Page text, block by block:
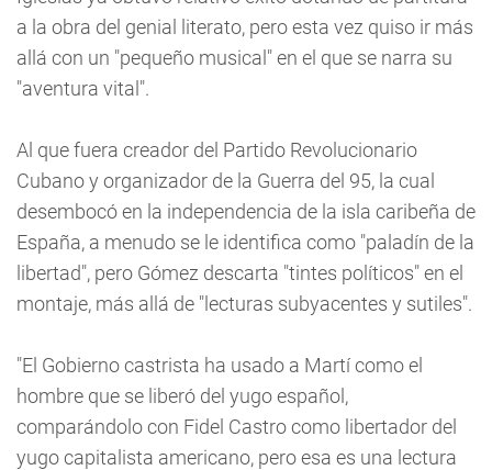
a la obra del genial literato, pero esta vez quiso ir más
allá con un "pequeño musical" en el que se narra su
"aventura vital".
Al que fuera creador del Partido Revolucionario
Cubano y organizador de la Guerra del 95, la cual
desembocó en la independencia de la isla caribeña de
España, a menudo se le identifica como "paladín de la
libertad", pero Gómez descarta "tintes políticos" en el
montaje, más allá de "lecturas subyacentes y sutiles".
"El Gobierno castrista ha usado a Martí como el
hombre que se liberó del yugo español,
comparándolo con Fidel Castro como libertador del
yugo capitalista americano, pero esa es una lectura